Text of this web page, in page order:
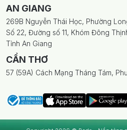
AN GIANG
269B Nguyễn Thái Học, Phường
Số 22, Đường số 11, Khóm Đông
Tỉnh An Giang
CẦN THƠ
57 (59A) Cách Mạng Tháng Tám,